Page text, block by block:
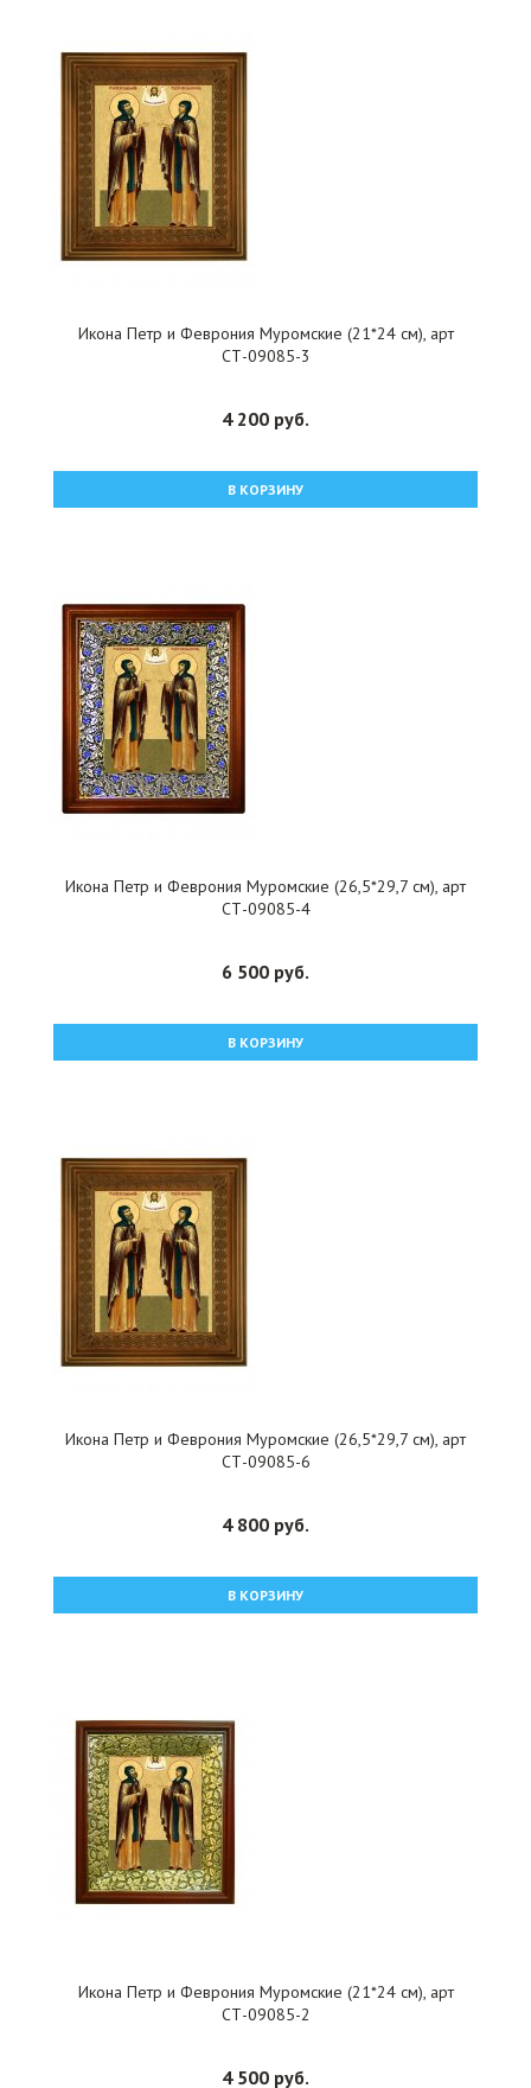
Икона Петр и Феврония Муромские (21*24 см), арт
СТ-09085-3
4 200 руб.
В КОРЗИНУ
Икона Петр и Феврония Муромские (26,5*29,7 см), арт
СТ-09085-4
6 500 руб.
В КОРЗИНУ
Икона Петр и Феврония Муромские (26,5*29,7 см), арт
СТ-09085-6
4 800 руб.
В КОРЗИНУ
Икона Петр и Феврония Муромские (21*24 см), арт
СТ-09085-2
4 500 руб.